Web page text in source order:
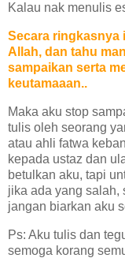
Kalau nak menulis
Secara ringkasnya
Allah, dan tahu
sampaikan serta
keutamaaan..
Maka aku stop
tulis oleh seorang
atau ahli fatwa
kepada ustaz dan
betulkan aku, tapi
jika ada yang salah,
jangan biarkan aku
Ps: Aku tulis dan
semoga korang